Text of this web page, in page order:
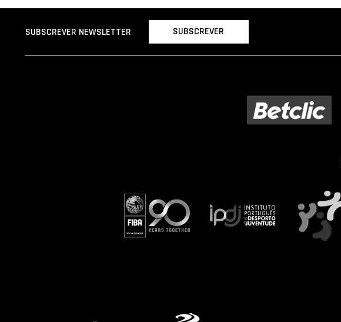
SUBSCREVER NEWSLETTER SUBSCREVER